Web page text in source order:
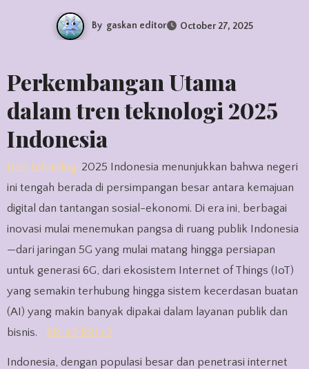
By gaskan editor October 27, 2025
Perkembangan Utama
dalam tren teknologi 2025
Indonesia
tren teknologi 2025 Indonesia menunjukkan bahwa negeri
ini tengah berada di persimpangan besar antara kemajuan
digital dan tantangan sosial-ekonomi. Di era ini, berbagai
inovasi mulai menemukan pangsa di ruang publik Indonesia
—dari jaringan 5G yang mulai matang hingga persiapan
untuk generasi 6G, dari ekosistem Internet of Things (IoT)
yang semakin terhubung hingga sistem kecerdasan buatan
(AI) yang makin banyak dipakai dalam layanan publik dan
bisnis.
RRI +2 RRI +2
Indonesia, dengan populasi besar dan penetrasi internet